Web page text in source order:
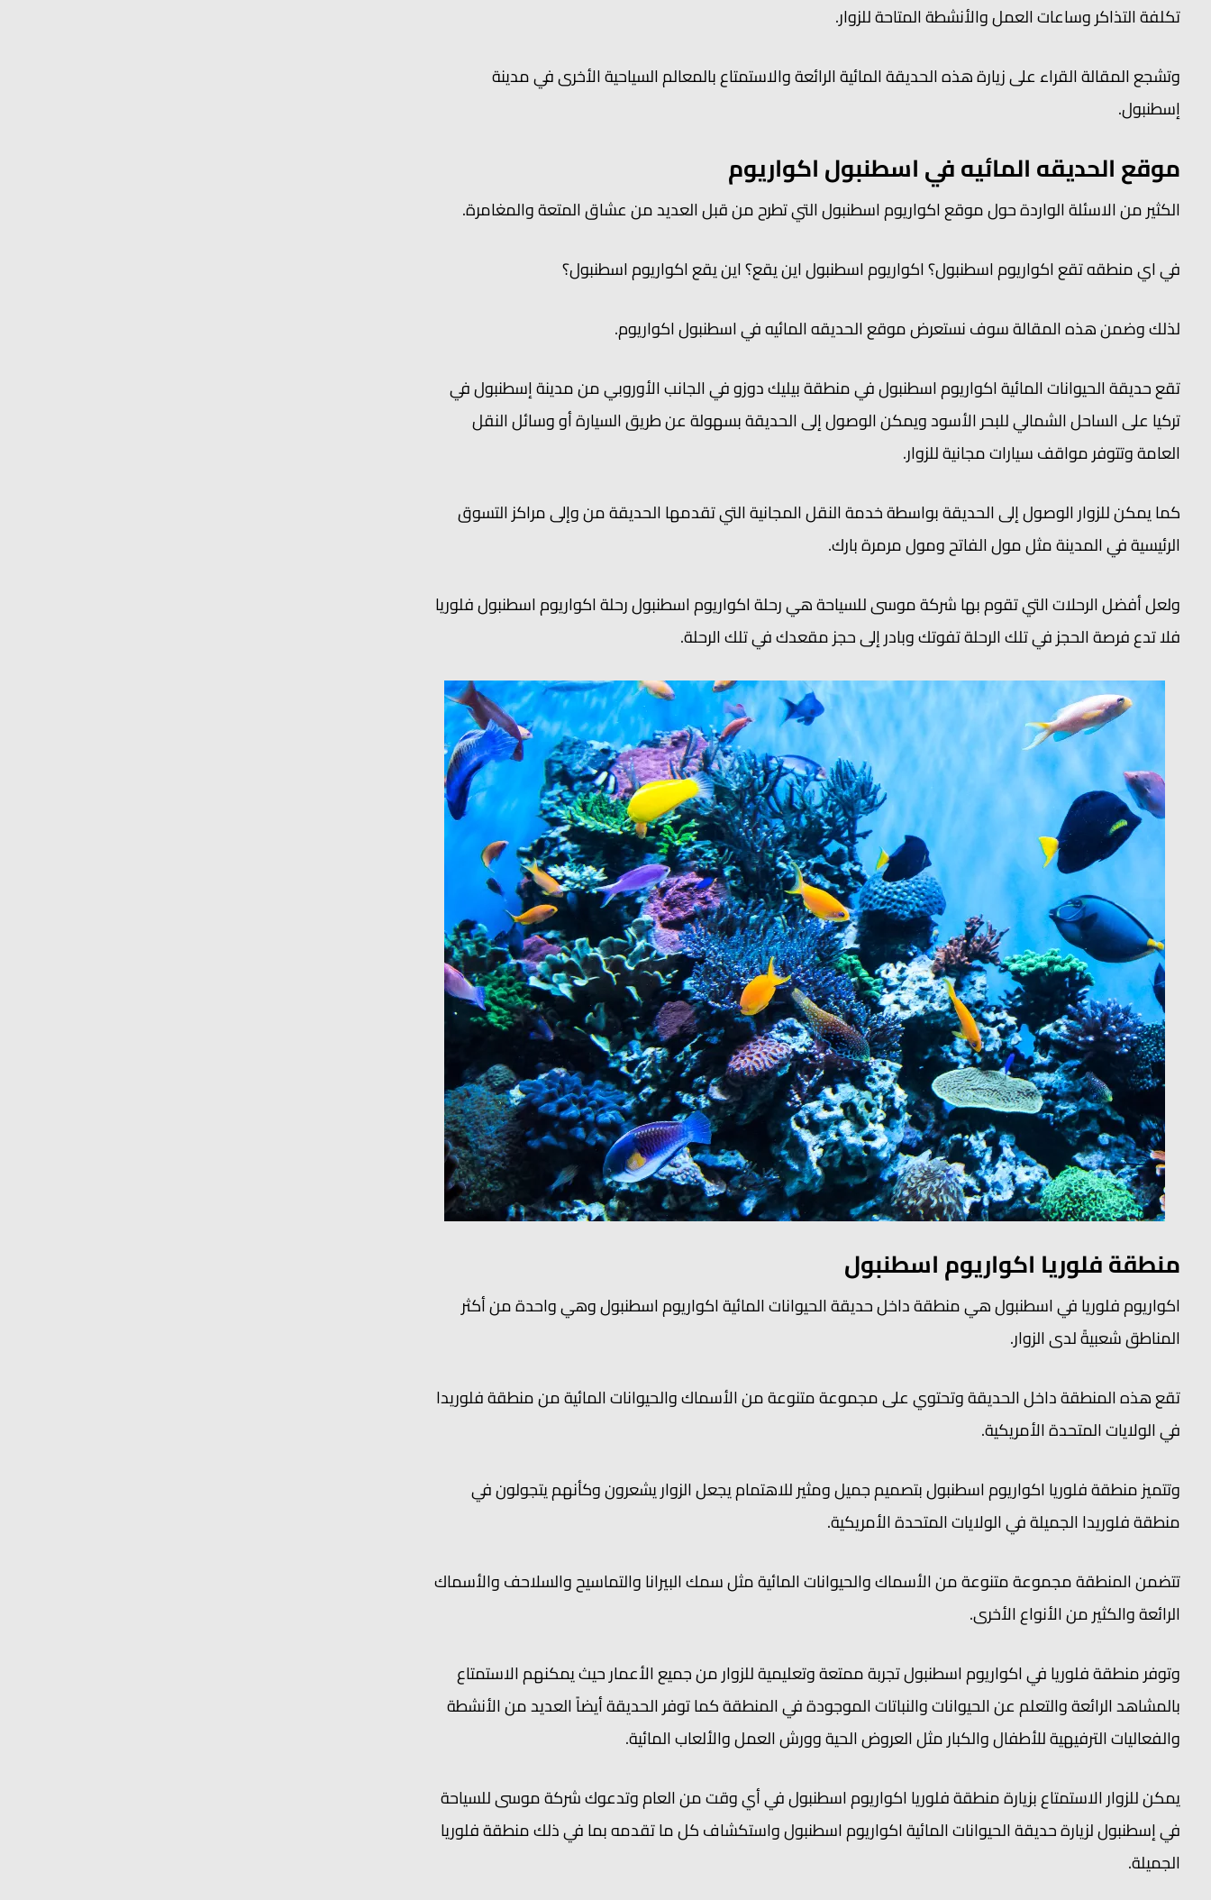
تكلفة التذاكر وساعات العمل والأنشطة المتاحة للزوار.
وتشجع المقالة القراء على زيارة هذه الحديقة المائية الرائعة والاستمتاع بالمعالم السياحية الأخرى في مدينة
إسطنبول.
موقع الحديقه المائيه في اسطنبول اكواريوم
الكثير من الاسئلة الواردة حول موقع اكواريوم اسطنبول التي تطرح من قبل العديد من عشاق المتعة والمغامرة.
في اي منطقه تقع اكواريوم اسطنبول؟ اكواريوم اسطنبول اين يقع؟ اين يقع اكواريوم اسطنبول؟
لذلك وضمن هذه المقالة سوف نستعرض موقع الحديقه المائيه في اسطنبول اكواريوم.
تقع حديقة الحيوانات المائية اكواريوم اسطنبول في منطقة بيليك دوزو في الجانب الأوروبي من مدينة إسطنبول في
تركيا على الساحل الشمالي للبحر الأسود ويمكن الوصول إلى الحديقة بسهولة عن طريق السيارة أو وسائل النقل
العامة وتتوفر مواقف سيارات مجانية للزوار.
كما يمكن للزوار الوصول إلى الحديقة بواسطة خدمة النقل المجانية التي تقدمها الحديقة من وإلى مراكز التسوق
الرئيسية في المدينة مثل مول الفاتح ومول مرمرة بارك.
ولعل أفضل الرحلات التي تقوم بها شركة موسى للسياحة هي رحلة اكواريوم اسطنبول رحلة اكواريوم اسطنبول فلوريا
فلا تدع فرصة الحجز في تلك الرحلة تفوتك وبادر إلى حجز مقعدك في تلك الرحلة.
منطقة فلوريا اكواريوم اسطنبول
اكواريوم فلوريا في اسطنبول هي منطقة داخل حديقة الحيوانات المائية اكواريوم اسطنبول وهي واحدة من أكثر
المناطق شعبيةً لدى الزوار.
تقع هذه المنطقة داخل الحديقة وتحتوي على مجموعة متنوعة من الأسماك والحيوانات المائية من منطقة فلوريدا
في الولايات المتحدة الأمريكية.
وتتميز منطقة فلوريا اكواريوم اسطنبول بتصميم جميل ومثير للاهتمام يجعل الزوار يشعرون وكأنهم يتجولون في
منطقة فلوريدا الجميلة في الولايات المتحدة الأمريكية.
تتضمن المنطقة مجموعة متنوعة من الأسماك والحيوانات المائية مثل سمك البيرانا والتماسيح والسلاحف والأسماك
الرائعة والكثير من الأنواع الأخرى.
وتوفر منطقة فلوريا في اكواريوم اسطنبول تجربة ممتعة وتعليمية للزوار من جميع الأعمار حيث يمكنهم الاستمتاع
بالمشاهد الرائعة والتعلم عن الحيوانات والنباتات الموجودة في المنطقة كما توفر الحديقة أيضاً العديد من الأنشطة
والفعاليات الترفيهية للأطفال والكبار مثل العروض الحية وورش العمل والألعاب المائية.
يمكن للزوار الاستمتاع بزيارة منطقة فلوريا اكواريوم اسطنبول في أي وقت من العام وتدعوك شركة موسى للسياحة
في إسطنبول لزيارة حديقة الحيوانات المائية اكواريوم اسطنبول واستكشاف كل ما تقدمه بما في ذلك منطقة فلوريا
الجميلة.